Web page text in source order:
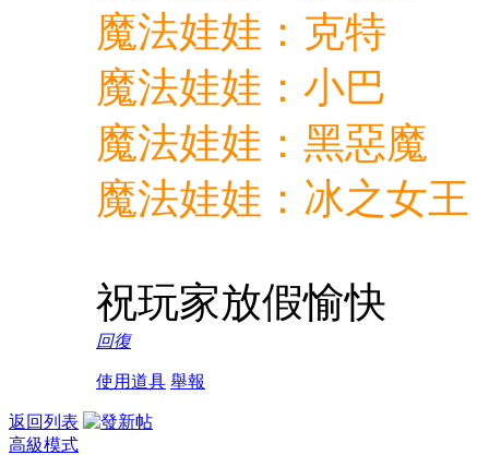
魔法娃娃：克特
魔法娃娃：小巴
魔法娃娃：黑惡魔
魔法娃娃：冰之女王
祝玩家放假愉快
回復
使用道具 舉報
返回列表
高級模式